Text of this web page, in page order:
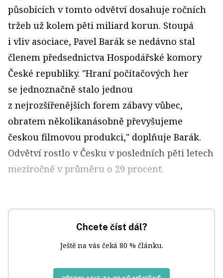
působících v tomto odvětví dosahuje ročních
tržeb už kolem pěti miliard korun. Stoupá
i vliv asociace, Pavel Barák se nedávno stal
členem předsednictva Hospodářské komory
České republiky. "Hraní počítačových her
se jednoznačně stalo jednou
z nejrozšířenějších forem zábavy vůbec,
obratem několikanásobně převyšujeme
českou filmovou produkci," doplňuje Barák.
Odvětví rostlo v Česku v posledních pěti letech
meziročně v průměru o 29 procent.
Chcete číst dál?
Ještě na vás čeká 80 % článku.